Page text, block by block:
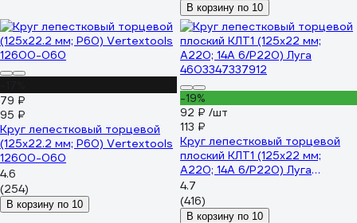
В корзину по 10
79 ₽
95 ₽
Круг лепестковый торцевой
(125х22.2 мм; Р60) Vertextools
12600-060
4.6
(254)
В корзину по 10
-19%
92 ₽ /шт
113 ₽
Круг лепестковый торцевой
плоский КЛТ1 (125х22 мм;
А220; 14А 6/Р220) Луга
4603347337912
4.7
(416)
В корзину по 10